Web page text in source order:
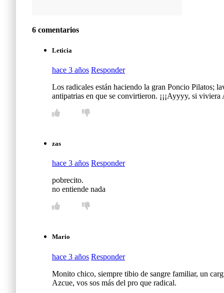
6 comentarios
Leticia
hace 3 años Responder
Los radicales están haciendo la gran Poncio Pilatos;
antipatrias en que se convirtieron. ¡¡¡Ayyyy, si
zas
hace 3 años Responder
pobrecito.
no entiende nada
Mario
hace 3 años Responder
Monito chico, siempre tibio de sangre familiar, un
Azcue, vos sos más del pro que radical.